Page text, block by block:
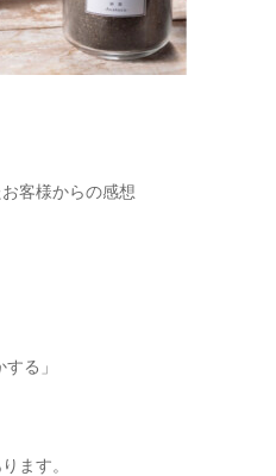
客様からの感想
る」
ます。